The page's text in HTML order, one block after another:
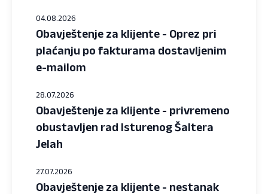
04.08.2026
Obavještenje za klijente - Oprez pri
plaćanju po fakturama dostavljenim
e-mailom
28.07.2026
Obavještenje za klijente - privremeno
obustavljen rad Isturenog Šaltera
Jelah
27.07.2026
Obavještenje za klijente - nestanak